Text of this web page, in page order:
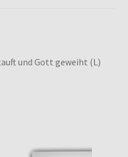
und Gott geweiht (L)